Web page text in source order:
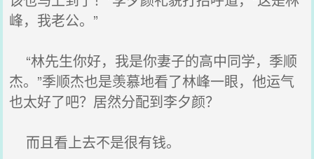
峰，我老公。”
“林先生你好，我是你妻子的高中同学，季顺
杰。”季顺杰也是羡慕地看了林峰一眼，他运气
也太好了吧？居然分配到李夕颜？
而且看上去不是很有钱。